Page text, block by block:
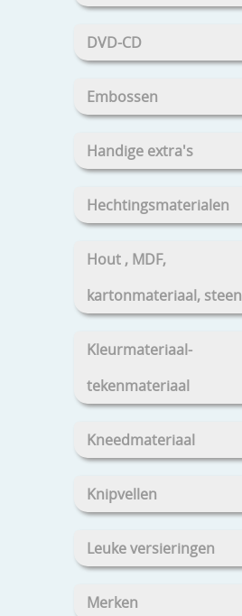
DVD-CD
Embossen
Handige extra's
Hechtingsmaterialen
Hout , MDF,
kartonmateriaal, steen
Kleurmateriaal-
tekenmateriaal
Kneedmateriaal
Knipvellen
Leuke versieringen
Merken